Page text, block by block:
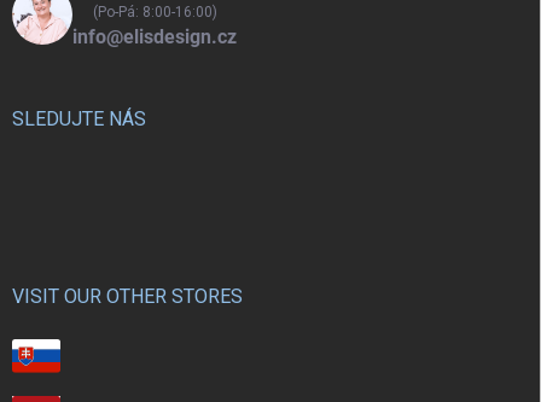
(Po-Pá: 8:00-16:00)
info@elisdesign.cz
SLEDUJTE NÁS
VISIT OUR OTHER STORES